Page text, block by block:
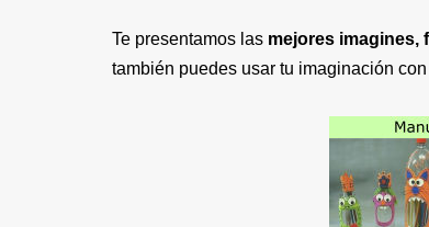
Te presentamos las mejores imagines,
también puedes usar tu imaginación